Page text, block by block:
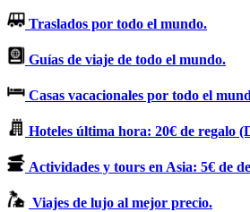
Traslados por todo el mundo.
Guías de viaje de todo el mundo.
Casas vacacionales por todo el
Hoteles última hora: 20€ de regalo
Actividades y tours en Asia: 5€ de
Viajes de lujo al mejor precio.